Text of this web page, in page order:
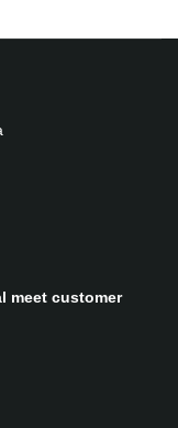
meet customer